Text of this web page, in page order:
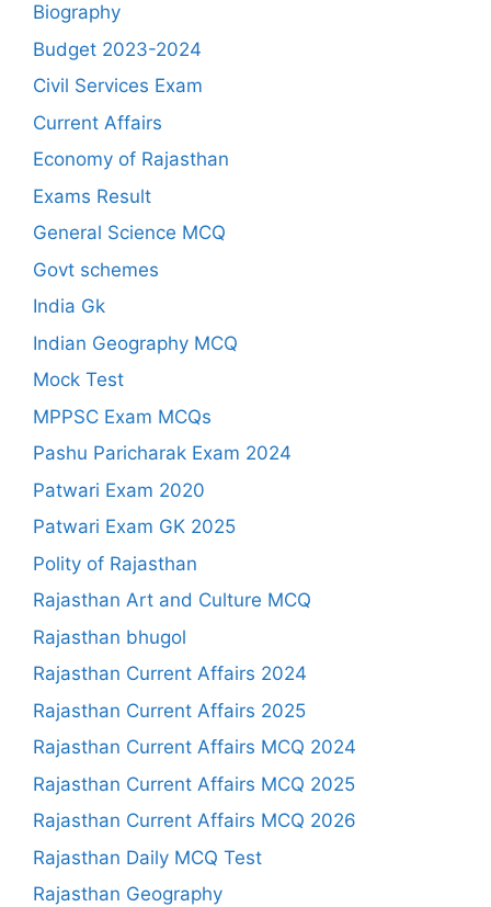
Biography
Budget 2023-2024
Civil Services Exam
Current Affairs
Economy of Rajasthan
Exams Result
General Science MCQ
Govt schemes
India Gk
Indian Geography MCQ
Mock Test
MPPSC Exam MCQs
Pashu Paricharak Exam 2024
Patwari Exam 2020
Patwari Exam GK 2025
Polity of Rajasthan
Rajasthan Art and Culture MCQ
Rajasthan bhugol
Rajasthan Current Affairs 2024
Rajasthan Current Affairs 2025
Rajasthan Current Affairs MCQ 2024
Rajasthan Current Affairs MCQ 2025
Rajasthan Current Affairs MCQ 2026
Rajasthan Daily MCQ Test
Rajasthan Geography